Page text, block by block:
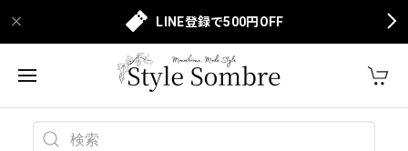
LINE登録で500円OFF